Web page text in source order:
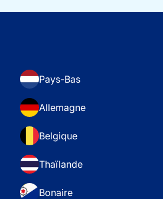
Pays-Bas
Allemagne
Belgique
Thaïlande
Bonaire